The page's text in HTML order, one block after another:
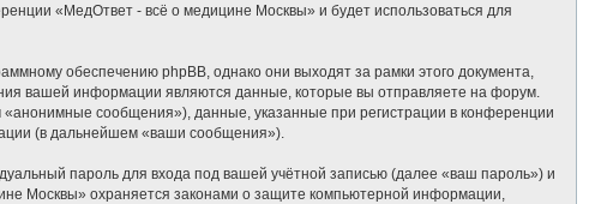
«МедОтвет - всё о медицине Москвы» и будет использоваться для
обеспечению phpBB, однако они выходят за рамки этого документа,
вашей информации являются данные, которые вы отправляете на форум.
сообщения»), данные, указанные при регистрации в конференции
(в дальнейшем «ваши сообщения»).
пароль для входа под вашей учётной записью (далее «ваш пароль») и
Москвы» охраняется законами о защите компьютерной информации,